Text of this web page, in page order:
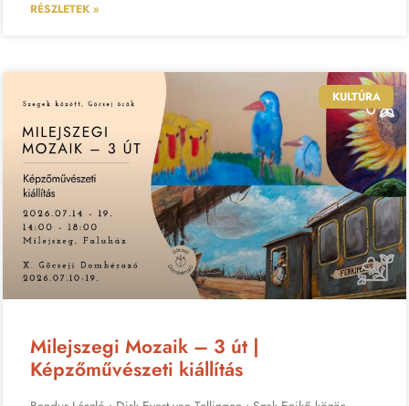
RÉSZLETEK »
KULTÚRA
Milejszegi Mozaik – 3 út |
Képzőművészeti kiállítás